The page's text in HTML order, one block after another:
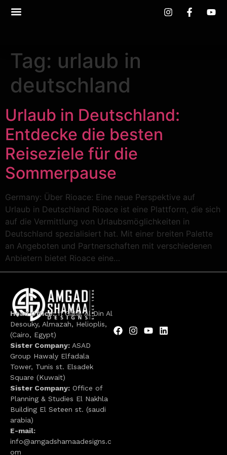
Tag: urlaub in
deutschland
Urlaub in Deutschland:
Entdecke die besten
Reiseziele für die
Sommerpause
Germany: Über Rioace: Eine neue Perspektive auf
Urlaub in Deutschland Rioace ist eine Plattform, die sich
auf die Vermittlung von Urlaubsmöglichkeiten in
Deutschland spezialisiert hat. Mit einer breiten Palette
an Angeboten und Partnerschaften mit verschiedenen
Anbietern bietet Rioace eine…
Head Office:11 Galal Al Din Al
Desouky, Almazah, Helioplis,
(Cairo, Egypt)
Sister Company: ASAD
Group Hawaly Elfadala
Tower, Tunis st. Elsadek
Square (Kuwait)
Sister Company: Office of
Planning & Studies El Nakhla
Building El Seteen st. (saudi
arabia)
E-mail:
info@amgadshamaadesigns.c
om